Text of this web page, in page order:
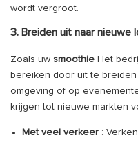
wordt vergroot.
3. Breiden uit naar nieuwe
Zoals uw smoothie Het
bereiken door uit te breiden
omgeving of op
krijgen tot nieuwe markten
Met veel verkeer :